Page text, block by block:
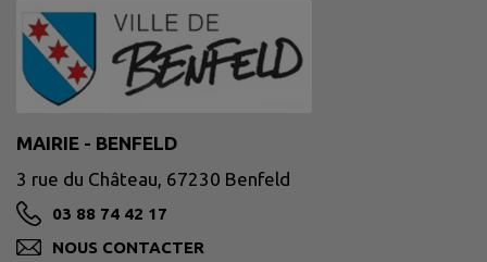
MAIRIE - BENFELD
3 rue du Château, 67230 Benfeld
03 88 74 42 17
NOUS CONTACTER